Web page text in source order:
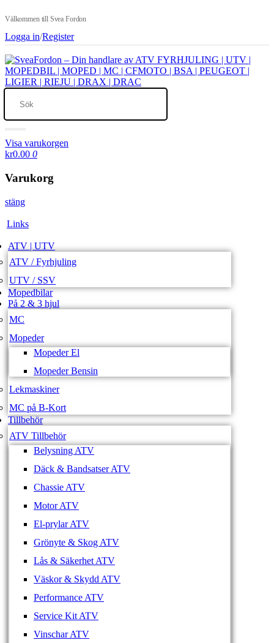
Välkommen till Svea Fordon
Logga in/Register
Visa varukorgen
kr0.00 0
Varukorg
stäng
Links
ATV | UTV
ATV / Fyrhjuling
UTV / SSV
Mopedbilar
På 2 & 3 hjul
MC
Mopeder
Mopeder El
Mopeder Bensin
Lekmaskiner
MC på B-Kort
Tillbehör
ATV Tillbehör
Belysning ATV
Däck & Bandsatser ATV
Chassie ATV
Motor ATV
El-prylar ATV
Grönyte & Skog ATV
Lås & Säkerhet ATV
Väskor & Skydd ATV
Performance ATV
Service Kit ATV
Vinschar ATV